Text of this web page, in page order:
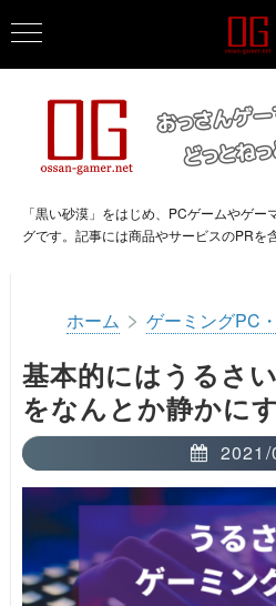
「黒い砂漠」をはじめ、PCゲームやゲ
グです。記事には商品やサービスのPRを
ホーム > ゲーミングPC
基本的にはうるさ
をなんとか静かに